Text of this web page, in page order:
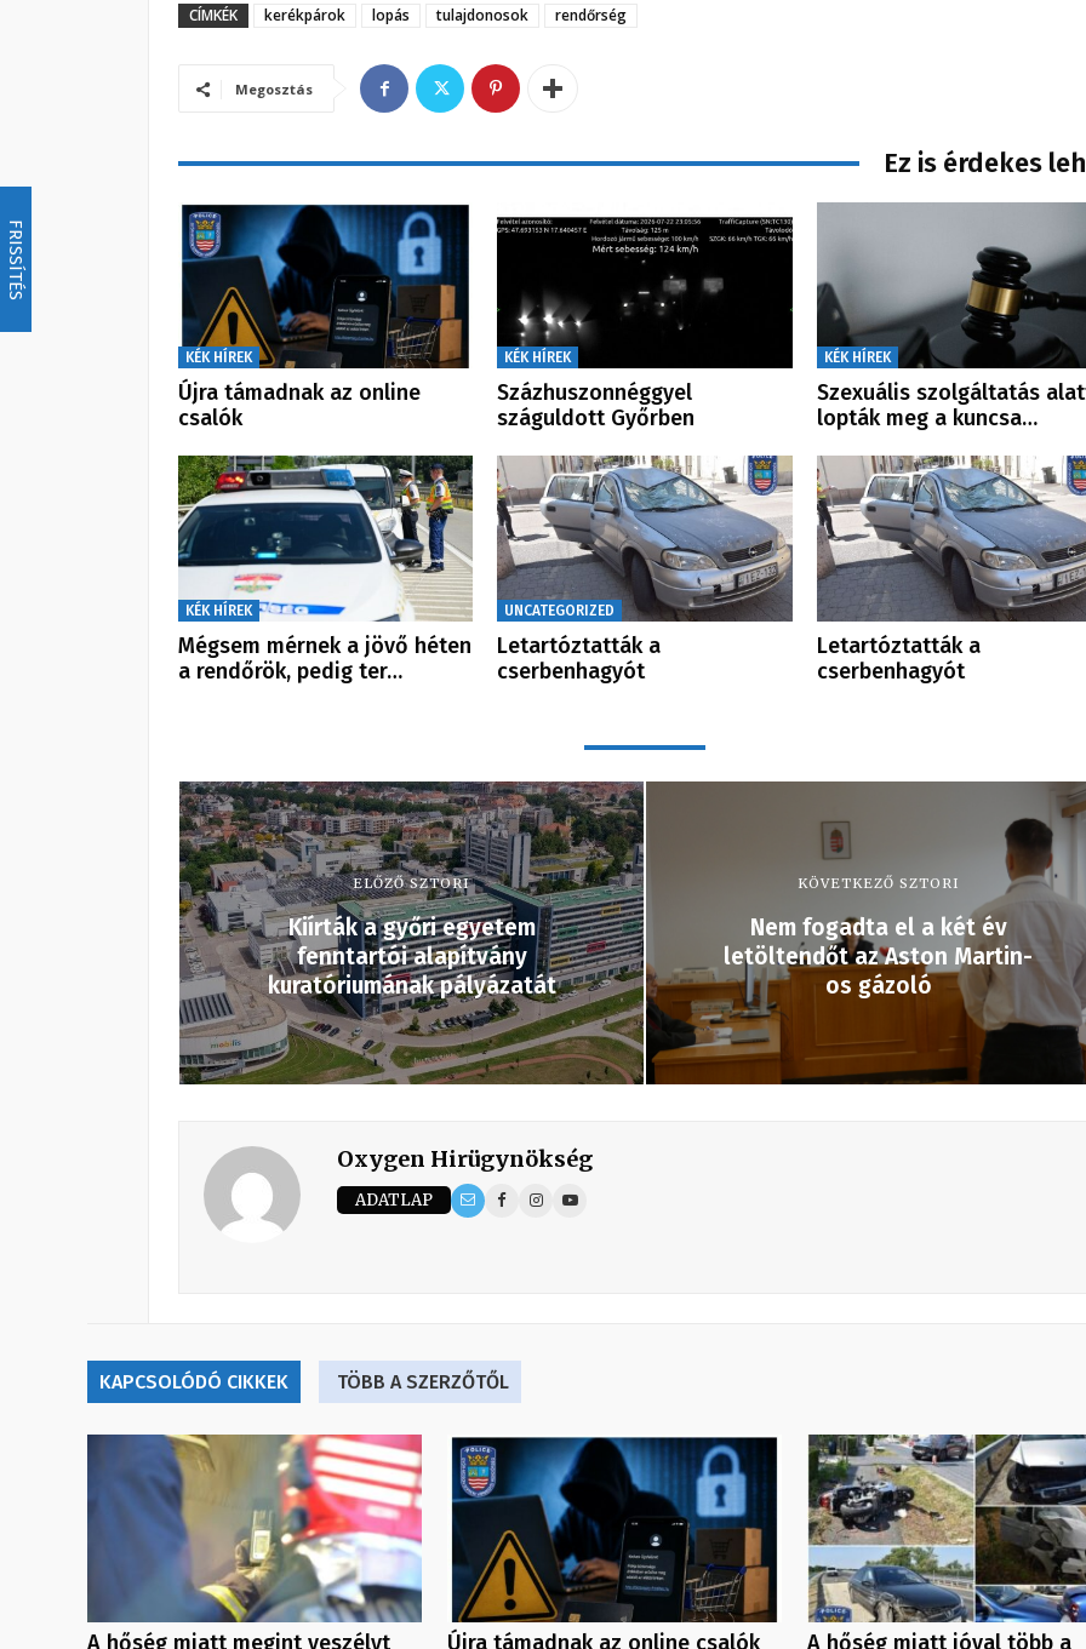
FRISSÍTÉS
CÍMKÉK kerékpárok lopás tulajdonosok rendőrség
Megosztás
Ez is érdekes
KÉK HÍREK
Újra támadnak az online
csalók
KÉK HÍREK
Százhuszonnéggyel
száguldott Győrben
KÉK HÍREK
Szexuális szolgáltatás
lopták meg a kuncsa…
KÉK HÍREK
Mégsem mérnek a jövő héten
a rendőrök, pedig ter…
UNCATEGORIZED
Letartóztatták a
cserbenhagyót
Letartóztatták a
cserbenhagyót
ELŐZŐ SZTORI
Kiírták a győri egyetem
fenntartói alapítvány
kuratóriumának pályázatát
KÖVETKEZŐ SZTORI
Nem fogadta el a két év
letöltendőt az Aston Martin-
os gázoló
Oxygen Hirügynökség
ADATLAP
KAPCSOLÓDÓ CIKKEK TÖBB A SZERZŐTŐL
A hőség miatt megint veszélyt
Újra támadnak az online csalók
A hőség miatt jóval több a